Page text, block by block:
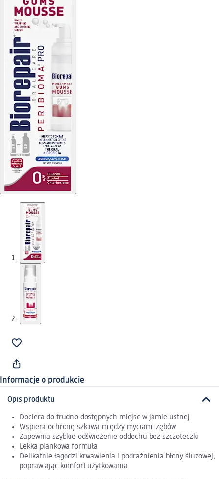
Informacje o produkcie
Opis produktu
Dociera do trudno dostępnych miejsc w jamie ustnej
Wspiera ochronę szkliwa między myciami zębów
Zapewnia szybkie odświeżenie oddechu bez szczoteczki
Lekka piankowa formuła
Delikatnie łagodzi krwawienia i podrażnienia błony śluzowej,
poprawiając komfort użytkowania